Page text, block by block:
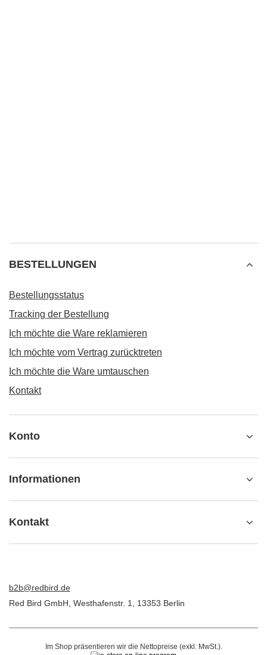
BESTELLUNGEN
Bestellungsstatus
Tracking der Bestellung
Ich möchte die Ware reklamieren
Ich möchte vom Vertrag zurücktreten
Ich möchte die Ware umtauschen
Kontakt
Konto
Informationen
Kontakt
b2b@redbird.de
Red Bird GmbH Westhafenstr. 1 13353 Berlin
Im Shop präsentieren wir die Nettopreise (exkl. MwSt.).